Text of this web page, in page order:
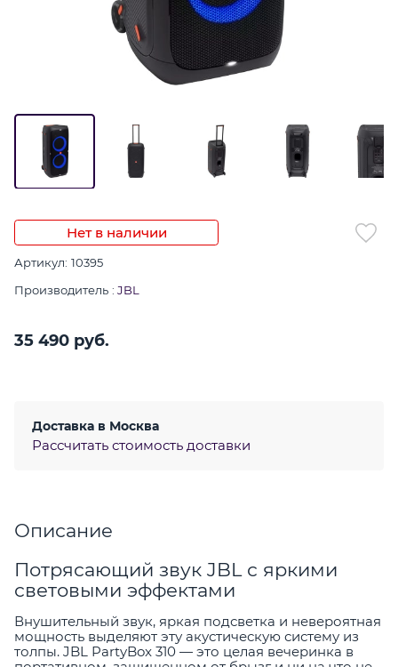
Нет в наличии
Артикул: 10395
Производитель : JBL
35 490 руб.
Доставка в Москва
Рассчитать стоимость доставки
Описание
Потрясающий звук JBL с яркими
световыми эффектами
Внушительный звук, яркая подсветка и невероятная
мощность выделяют эту акустическую систему из
толпы. JBL PartyBox 310 — это целая вечеринка в